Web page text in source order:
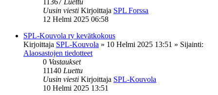
Uusin viesti Kirjoittaja SPL Forssa
12 Helmi 2025 06:58
SPL-Kouvola ry kevätkokous
Kirjoittaja SPL-Kouvola » 10 Helmi 2025 13:51 » Sijainti:
Alaosastojen tiedotteet
0 Vastaukset
11140 Luettu
Uusin viesti Kirjoittaja SPL-Kouvola
10 Helmi 2025 13:51